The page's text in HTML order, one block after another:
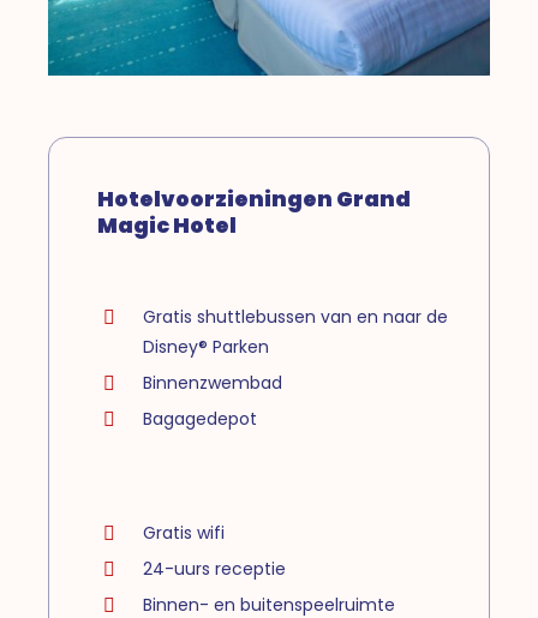
Hotelvoorzieningen Grand
Magic Hotel
Gratis shuttlebussen van en naar de
Disney® Parken
Binnenzwembad
Bagagedepot
Gratis wifi
24-uurs receptie
Binnen- en buitenspeelruimte